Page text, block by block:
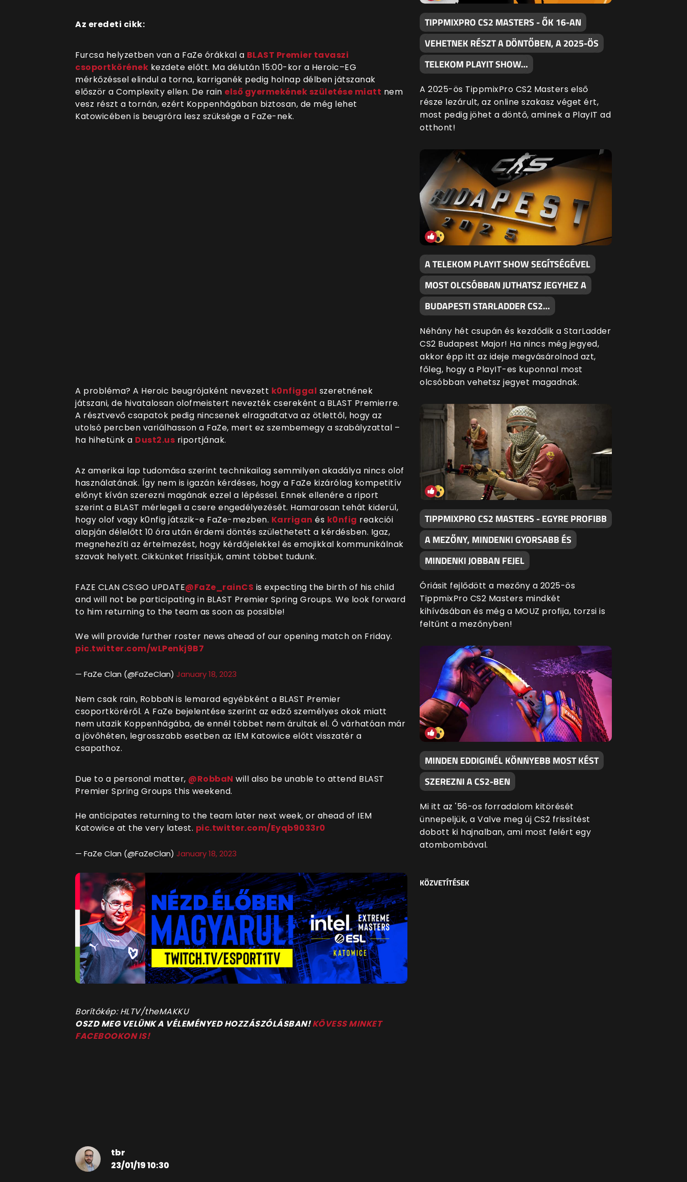
Az eredeti cikk:
Furcsa helyzetben van a FaZe órákkal a BLAST Premier tavaszi
csoportkörének kezdete előtt. Ma délután 15:00-kor a Heroic–EG
mérkőzéssel elindul a torna, karriganék pedig holnap délben játszanak
először a Complexity ellen. De rain első gyermekének születése miatt nem
vesz részt a tornán, ezért Koppenhágában biztosan, de még lehet
Katowicében is beugróra lesz szüksége a FaZe-nek.
A probléma? A Heroic beugrójaként nevezett k0nfiggal szeretnének
játszani, de hivatalosan olofmeistert nevezték csereként a BLAST Premierre.
A résztvevő csapatok pedig nincsenek elragadtatva az ötlettől, hogy az
utolsó percben variálhasson a FaZe, mert ez szembemegy a szabályzattal –
ha hihetünk a Dust2.us riportjának.
Az amerikai lap tudomása szerint technikailag semmilyen akadálya nincs olof
használatának. Így nem is igazán kérdéses, hogy a FaZe kizárólag kompetitív
előnyt kíván szerezni magának ezzel a lépéssel. Ennek ellenére a riport
szerint a BLAST mérlegeli a csere engedélyezését. Hamarosan tehát kiderül,
hogy olof vagy k0nfig játszik-e FaZe-mezben. Karrigan és k0nfig reakciói
alapján délelőtt 10 óra után érdemi döntés születhetett a kérdésben. Igaz,
megnehezíti az értelmezést, hogy kérdőjelekkel és emojikkal kommunikálnak
szavak helyett. Cikkünket frissítjük, amint többet tudunk.
FAZE CLAN CS:GO UPDATE@FaZe_rainCS is expecting the birth of his child
and will not be participating in BLAST Premier Spring Groups. We look forward
to him returning to the team as soon as possible!
We will provide further roster news ahead of our opening match on Friday.
pic.twitter.com/wLPenkj9B7
— FaZe Clan (@FaZeClan) January 18, 2023
Nem csak rain, RobbaN is lemarad egyébként a BLAST Premier
csoportköréről. A FaZe bejelentése szerint az edző személyes okok miatt
nem utazik Koppenhágába, de ennél többet nem árultak el. Ő várhatóan már
a jövőhéten, legrosszabb esetben az IEM Katowice előtt visszatér a
csapathoz.
Due to a personal matter, @RobbaN will also be unable to attend BLAST
Premier Spring Groups this weekend.
He anticipates returning to the team later next week, or ahead of IEM
Katowice at the very latest. pic.twitter.com/Eyqb9033r0
— FaZe Clan (@FaZeClan) January 18, 2023
Borítókép: HLTV/theMAKKU
OSZD MEG VELÜNK A VÉLEMÉNYED HOZZÁSZÓLÁSBAN!KÖVESS MINKET
FACEBOOKON IS!
tbr
23/01/19 10:30
TIPPMIXPRO CS2 MASTERS - ŐK 16-AN
VEHETNEK RÉSZT A DÖNTŐBEN, A 2025-ÖS
TELEKOM PLAYIT SHOW…
A 2025-ös TippmixPro CS2 Masters első
része lezárult, az online szakasz véget ért,
most pedig jöhet a döntő, aminek a PlayIT ad
otthont!
A TELEKOM PLAYIT SHOW SEGÍTSÉGÉVEL
MOST OLCSÓBBAN JUTHATSZ JEGYHEZ A
BUDAPESTI STARLADDER CS2…
Néhány hét csupán és kezdődik a StarLadder
CS2 Budapest Major! Ha nincs még jegyed,
akkor épp itt az ideje megvásárolnod azt,
főleg, hogy a PlayIT-es kuponnal most
olcsóbban vehetsz jegyet magadnak.
TIPPMIXPRO CS2 MASTERS - EGYRE PROFIBB
A MEZŐNY, MINDENKI GYORSABB ÉS
MINDENKI JOBBAN FEJEL
Óriásit fejlődött a mezőny a 2025-ös
TippmixPro CS2 Masters mindkét
kihívásában és még a MOUZ profija, torzsi is
feltűnt a mezőnyben!
MINDEN EDDIGINÉL KÖNNYEBB MOST KÉST
SZEREZNI A CS2-BEN
Mi itt az '56-os forradalom kitörését
ünnepeljük, a Valve meg új CS2 frissítést
dobott ki hajnalban, ami most felért egy
atombombával.
KÖZVETÍTÉSEK